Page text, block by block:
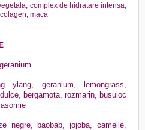
complex de hidratare intensa,
maca
ylang, geranium, lemongrass,
bergamota, rozmarin, busuioc
negre, baobab, jojoba, camelie,